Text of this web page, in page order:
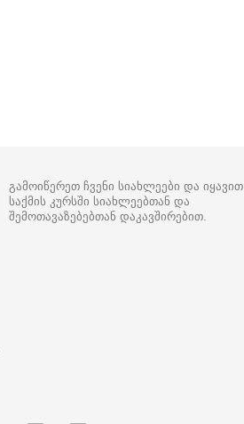
გამოიწერეთ ჩვენი სიახლეები და იყავით
საქმის კურსში სიახლეებთან და
შემოთავაზებებთან დაკავშირებით.